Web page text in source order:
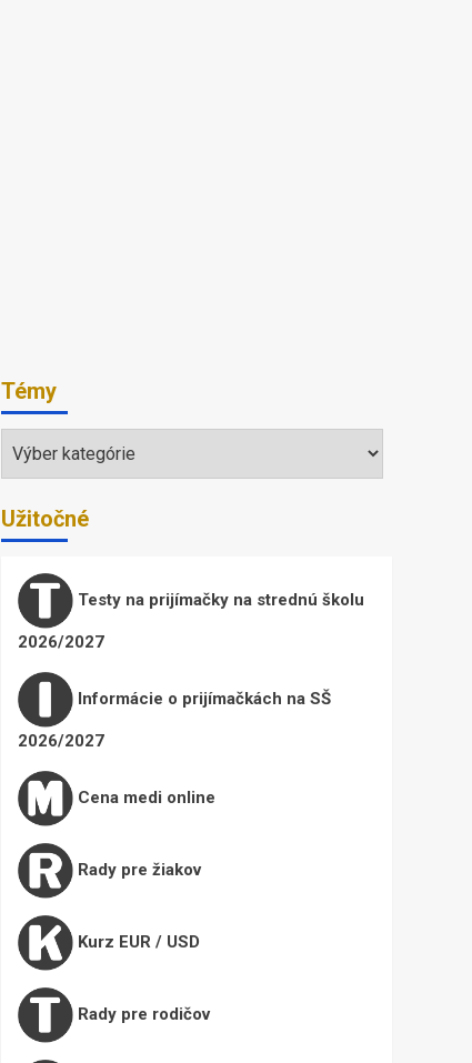
Témy
Témy
Užitočné
Testy na prijímačky na strednú školu
2026/2027
Informácie o prijímačkách na SŠ
2026/2027
Cena medi online
Rady pre žiakov
Kurz EUR / USD
Rady pre rodičov